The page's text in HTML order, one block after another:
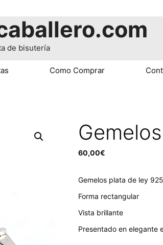
de bisutería
Como Comprar
60,00€
Gemelos plata de ley
Forma rectangular
Vista brillante
Presentado en elegante